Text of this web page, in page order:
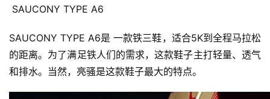
SAUCONY TYPE A6
SAUCONY TYPE A6是 一款铁三鞋，适合5K到全程马拉松
的距离。为了满足铁人们的需求，这款鞋子主打轻量、透气
和排水。当然，亮骚是这款鞋子最大的特点。